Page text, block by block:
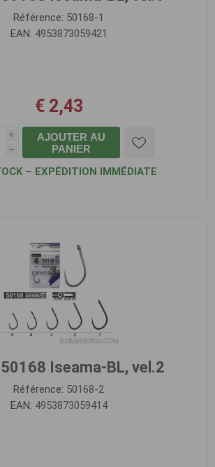
Référence: 50168-1
EAN: 4953873059421
€ 2,43
i
h
AJOUTER AU
PANIER
– EXPÉDITION IMMÉDIATE
Iseama-BL, vel.2
Référence: 50168-2
EAN: 4953873059414